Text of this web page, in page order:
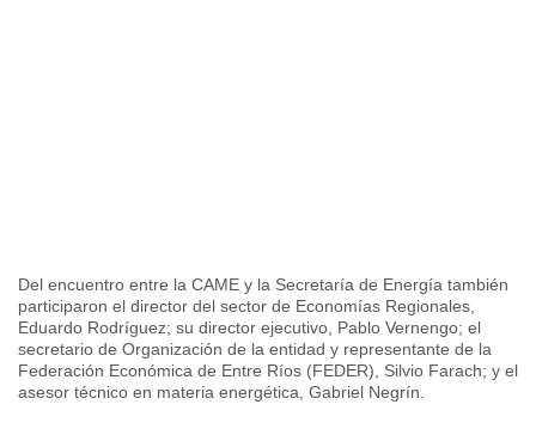
Del encuentro entre la CAME y la Secretaría de Energía también
participaron el director del sector de Economías Regionales,
Eduardo Rodríguez; su director ejecutivo, Pablo Vernengo; el
secretario de Organización de la entidad y representante de la
Federación Económica de Entre Ríos (FEDER), Silvio Farach; y el
asesor técnico en materia energética, Gabriel Negrín.